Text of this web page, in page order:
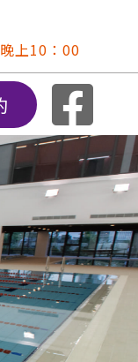
上10：00